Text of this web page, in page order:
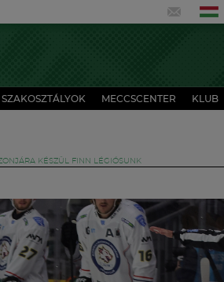
SZAKOSZTÁLYOK MECCSCENTER KLUB
KÉSZÜL FINN LÉGIÓSUNK